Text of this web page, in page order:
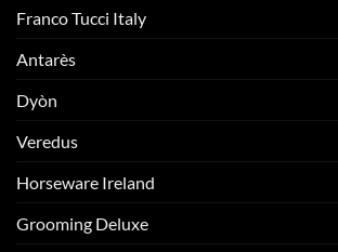
Franco Tucci Italy
Antarès
Dyòn
Veredus
Horseware Ireland
Grooming Deluxe